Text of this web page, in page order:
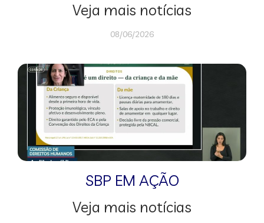
Veja mais notícias
08/06/2026
SBP EM AÇÃO
Veja mais notícias